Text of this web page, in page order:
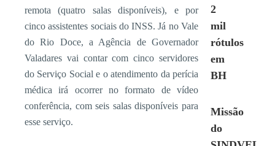
remota (quatro salas disponíveis), e por
cinco assistentes sociais do INSS. Já no Vale
do Rio Doce, a Agência de Governador
Valadares vai contar com cinco servidores
do Serviço Social e o atendimento da perícia
médica irá ocorrer no formato de vídeo
conferência, com seis salas disponíveis para
esse serviço.
2
mil
rótulos
em
BH
Missão
do